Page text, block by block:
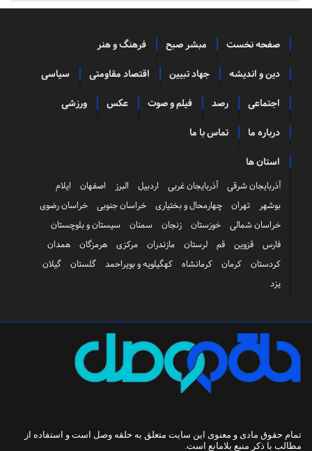
صفحه نخست مبشر صبح فرهنگ و هنر
دین و اندیشه جهاد تبیین اقتصاد مقاومتی سیاسی
اجتماعی رصد فیلم و صوت عکس ورزشی
درباره ما تماس با ما
استان ها
آذربایجان شرقی آذربایجان غربی اردبیل البرز اصفهان
ایلام
بوشهر
تهران چهارمحال و بختیاری خراسان جنوبی
خراسان رضوی
خراسان شمالی
خوزستان زنجان سمنان
سیستان و بلوچستان
فارس
قزوین قم لرستان مازندران مرکزی هرمزگان
همدان
کردستان
کرمان کرمانشاه کهگیلویه و بویراحمد گلستان
گیلان
یزد
تمام حقوق مادی و معنوی این سایت متعلق به حلقه وصل است و استفاده از
مطالب با ذکر منبع بلامانع است.